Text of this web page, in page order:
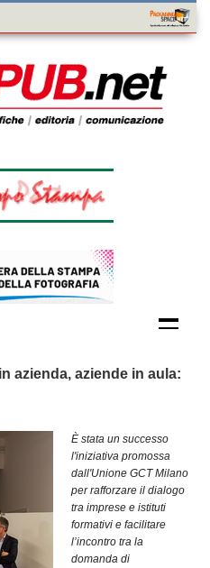
E
azienda, aziende in aula:
È stata un successo
l'iniziativa promossa
dall'Unione GCT Milano
per rafforzare il dialogo
tra imprese e istituti
formativi e facilitare
l’incontro tra la
domanda di